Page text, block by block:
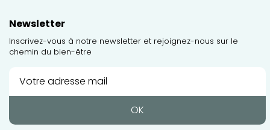
Newsletter
Inscrivez-vous à notre newsletter et rejoignez-nous sur le
chemin du bien-être
OK